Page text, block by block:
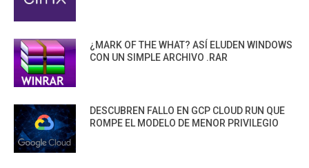
¿MARK OF THE WHAT? ASÍ ELUDEN WINDOWS
CON UN SIMPLE ARCHIVO .RAR
DESCUBREN FALLO EN GCP CLOUD RUN QUE
ROMPE EL MODELO DE MENOR PRIVILEGIO